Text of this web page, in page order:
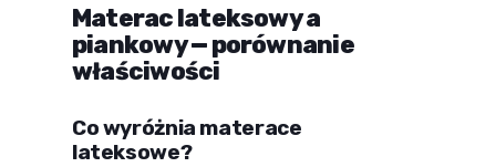
Materac lateksowy a
piankowy — porównanie
właściwości
Co wyróżnia materace
lateksowe?